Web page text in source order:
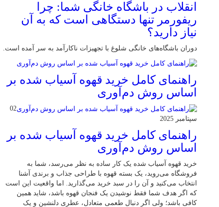
انقلاب در باشگاه خانگی شما: چرا
ریفورمر تنها دستگاهی است که به آن
نیاز دارید؟
دوران باشگاه‌های خانگی شلوغ با تجهیزات ناکارآمد به سر آمده است.
راهنمای کامل خرید قهوه آسیاب شده بر
اساس روش دم‌آوری
02
سپتامبر 2025
راهنمای کامل خرید قهوه آسیاب شده بر
اساس روش دم‌آوری
خرید قهوه آسیاب شده یک کار ساده به نظر می‌رسد، شما به
فروشگاه می‌روید، یک بسته قهوه با طراحی جذاب و برندی آشنا
انتخاب می‌کنید و آن را در سبد خرید می‌گذارید. اما واقعیت این است
که اگر هدف شما فقط نوشیدن یک فنجان قهوه باشد، شاید همین
کافی باشد؛ ولی اگر دنبال طعمی متعادل، عطری دلنشین و یک